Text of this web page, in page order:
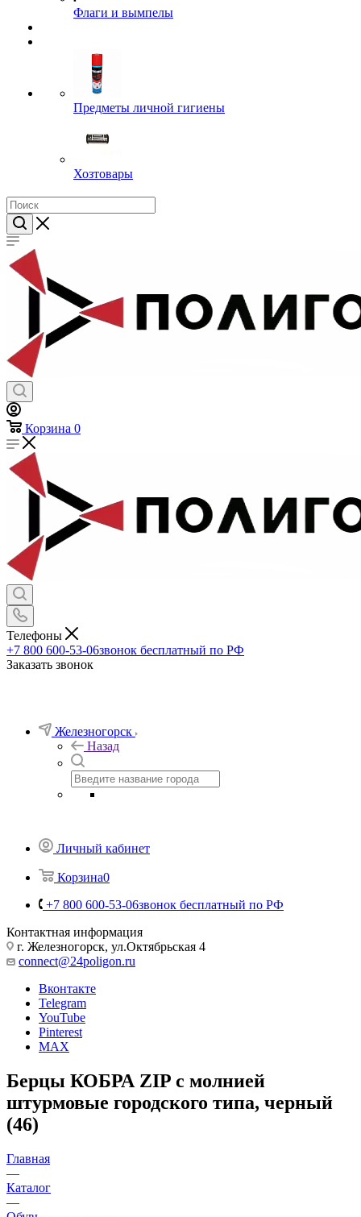
Флаги и вымпелы
Предметы личной гигиены
Хозтовары
Корзина 0
Телефоны
+7 800 600-53-06звонок бесплатный по РФ
Заказать звонок
Железногорск
Назад
Личный кабинет
Корзина0
+7 800 600-53-06звонок бесплатный по РФ
Контактная информация
г. Железногорск, ул.Октябрьская 4
connect@24poligon.ru
Вконтакте
Telegram
YouTube
Pinterest
MAX
Берцы КОБРА ZIP с молнией
штурмовые городского типа, черный
(46)
Главная
—
Каталог
—